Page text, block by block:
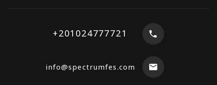
+201024777721
info@spectrumfes.com